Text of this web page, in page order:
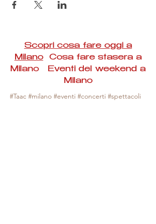
Scopri cosa fare oggi a
MilanoCosa fare stasera a
Milano Eventi del weekend a
Milano
#Taac #milano #eventi #concerti #spettacoli